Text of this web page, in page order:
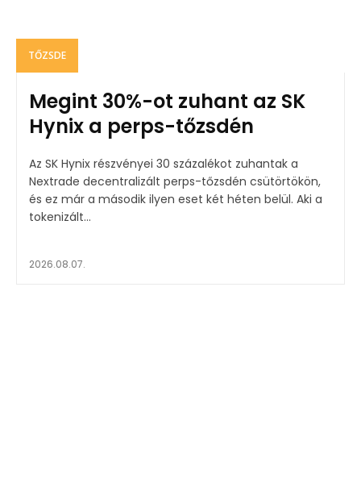
TŐZSDE
Megint 30%-ot zuhant az SK
Hynix a perps-tőzsdén
Az SK Hynix részvényei 30 százalékot zuhantak a
Nextrade decentralizált perps-tőzsdén csütörtökön,
és ez már a második ilyen eset két héten belül. Aki a
tokenizált...
2026.08.07.